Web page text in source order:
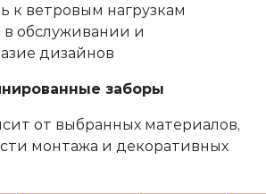
к ветровым нагрузкам
в обслуживании и
дизайнов
заборы
от выбранных материалов,
монтажа и декоративных